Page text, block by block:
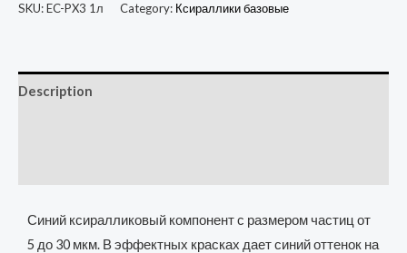
SKU:EC-PX3 1л Category: Ксираллики базовые
Description
Синий ксиралликовый компонент с размером частиц от
5 до 30 мкм. В эффектных красках дает синий оттенок на